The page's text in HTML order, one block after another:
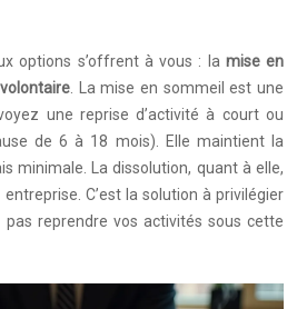
options s’offrent à vous : la mise en
. La mise en sommeil est une
une reprise d’activité à court ou
de 6 à 18 mois). Elle maintient la
minimale. La dissolution, quant à elle,
C’est la solution à privilégier
reprendre vos activités sous cette